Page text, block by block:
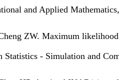
and Applied
ZW. Maximum
- Simulation and